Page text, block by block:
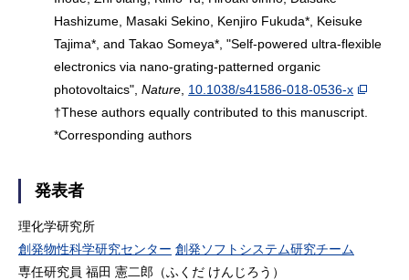
Hashizume, Masaki Sekino, Kenjiro Fukuda*, Keisuke
Tajima*, and Takao Someya*, "Self-powered ultra-flexible
electronics via nano-grating-patterned organic
photovoltaics",Nature 10.1038/s41586-018-0536-x
†These authors equally contributed to this manuscript.
*Corresponding authors
発表者
理化学研究所
創発物性科学研究センター 創発ソフトシステム研究チーム
専任研究員 福田 憲二郎（ふくだ けんじろう）